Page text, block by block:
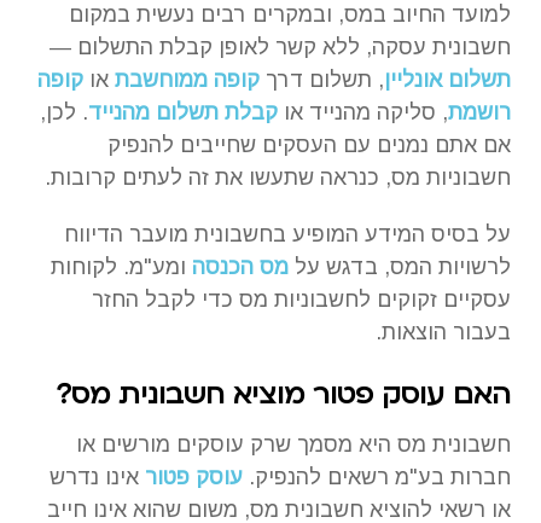
למועד החיוב במס, ובמקרים רבים נעשית במקום
חשבונית עסקה, ללא קשר לאופן קבלת התשלום —
תשלום אונליין, תשלום דרך קופה ממוחשבת או קופה
רושמת, סליקה מהנייד או קבלת תשלום מהנייד. לכן,
אם אתם נמנים עם העסקים שחייבים להנפיק
חשבוניות מס, כנראה שתעשו את זה לעתים קרובות.
על בסיס המידע המופיע בחשבונית מועבר הדיווח
לרשויות המס, בדגש על מס הכנסה ומע"מ. לקוחות
עסקיים זקוקים לחשבוניות מס כדי לקבל החזר
בעבור הוצאות.
האם עוסק פטור מוציא חשבונית מס?
חשבונית מס היא מסמך שרק עוסקים מורשים או
חברות בע"מ רשאים להנפיק. עוסק פטור אינו נדרש
או רשאי להוציא חשבונית מס, משום שהוא אינו חייב